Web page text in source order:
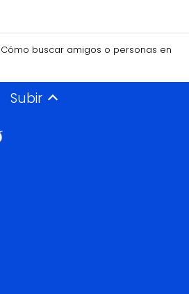
Cómo buscar amigos o personas en
Subir